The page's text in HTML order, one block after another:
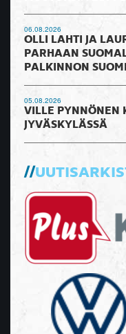
06.08.2026
OLLI LAHTI JA
PARHAAN
PALKINNON
05.08.2026
VILLE PYNNÖNEN
JYVÄSKYLÄSSÄ